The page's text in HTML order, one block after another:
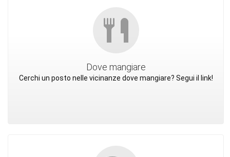
Dove mangiare
Cerchi un posto nelle vicinanze dove mangiare? Segui il link!